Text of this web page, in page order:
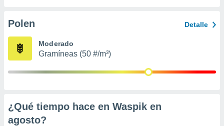
e
mediante
de
Polen Detalle
Moderado
Gramíneas (50 #/m³)
¿Qué tiempo hace en Waspik en
agosto?